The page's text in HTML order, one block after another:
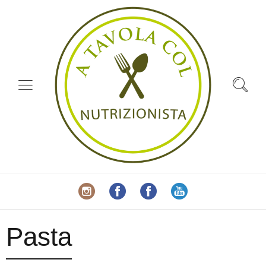
Pasta